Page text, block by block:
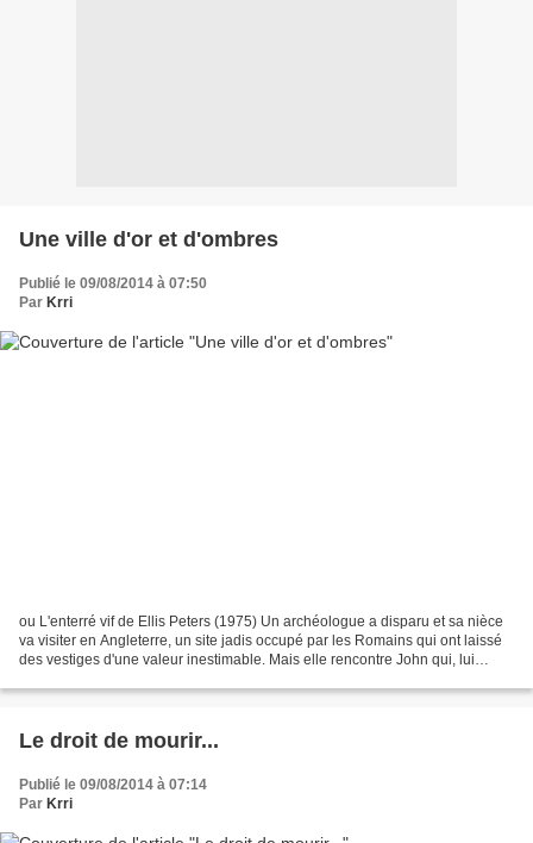
Une ville d'or et d'ombres
Publié le 09/08/2014 à 07:50
Par Krri
ou L'enterré vif de Ellis Peters (1975) Un archéologue a disparu et sa nièce
va visiter en Angleterre, un site jadis occupé par les Romains qui ont laissé
des vestiges d'une valeur inestimable. Mais elle rencontre John qui, lui
Le droit de mourir...
Publié le 09/08/2014 à 07:14
Par Krri